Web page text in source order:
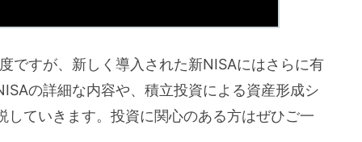
ですが、新しく導入された新NISAにはさらに有
の詳細な内容や、積立投資による資産形成シ
ていきます。投資に関心のある方はぜひご一